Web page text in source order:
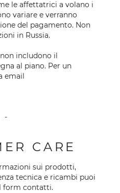
le affettatrici a volano i
variare e verranno
del pagamento. Non
in Russia.
non includono il
al piano. Per un
email
-
CARE
sui prodotti,
tecnica e ricambi puoi
form contatti.